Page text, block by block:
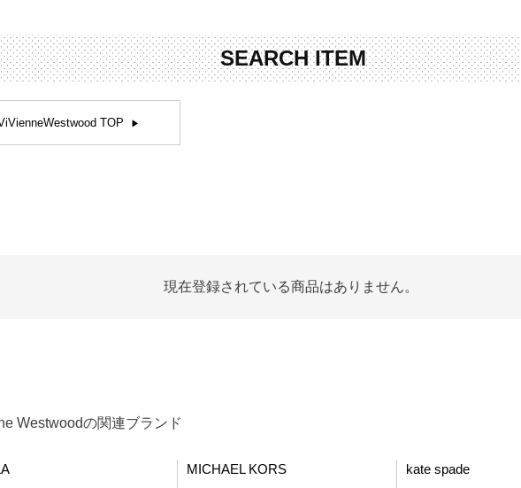
クについて
履歴
SEARCH ITEM
TOP
現在登録されている商品はありません。
Westwoodの関連ブランド
MICHAEL KORS kate spade